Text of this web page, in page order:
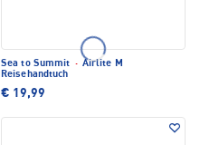
Sea to Summit · Airlite M
Reisehandtuch
€ 19,99